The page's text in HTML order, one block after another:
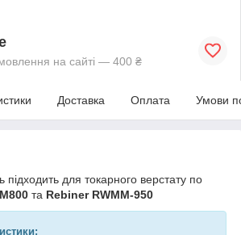
на сайті — 400 ₴
Доставка Оплата Умови
для токарного верстату по
та Rebiner RWMM-950